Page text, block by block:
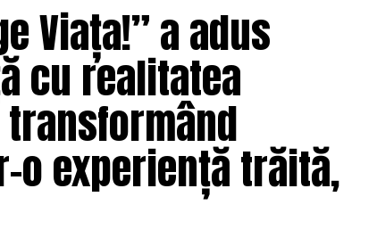
Viața!” a adus
cu realitatea
experiență trăită,